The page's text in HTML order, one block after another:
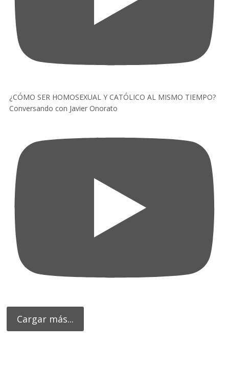
¿CÓMO SER HOMOSEXUAL Y CATÓLICO AL MISMO TIEMPO?
Conversando con Javier Onorato
Cargar más...